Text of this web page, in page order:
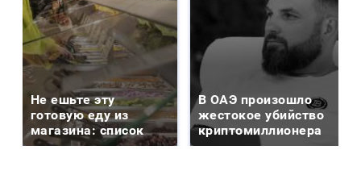
Не ешьте эту
готовую еду из
магазина: список
В ОАЭ произошло
жестокое убийство
криптомиллионера